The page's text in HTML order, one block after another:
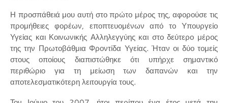
Η προσπάθειά μου αυτή στο πρώτο μέρος της, αφορούσε τις
προμήθειες φορέων, εποπτευομένων από το Υπουργείο
Υγείας και Κοινωνικής Αλληλεγγύης και στο δεύτερο μέρος
της την Πρωτοβάθμια Φροντίδα Υγείας. Ήταν οι δύο τομείς
στους οποίους διαπιστώθηκε ότι υπήρχε σημαντικό
περιθώριο για τη μείωση των δαπανών και την
αποτελεσματικότερη λειτουργία τους.